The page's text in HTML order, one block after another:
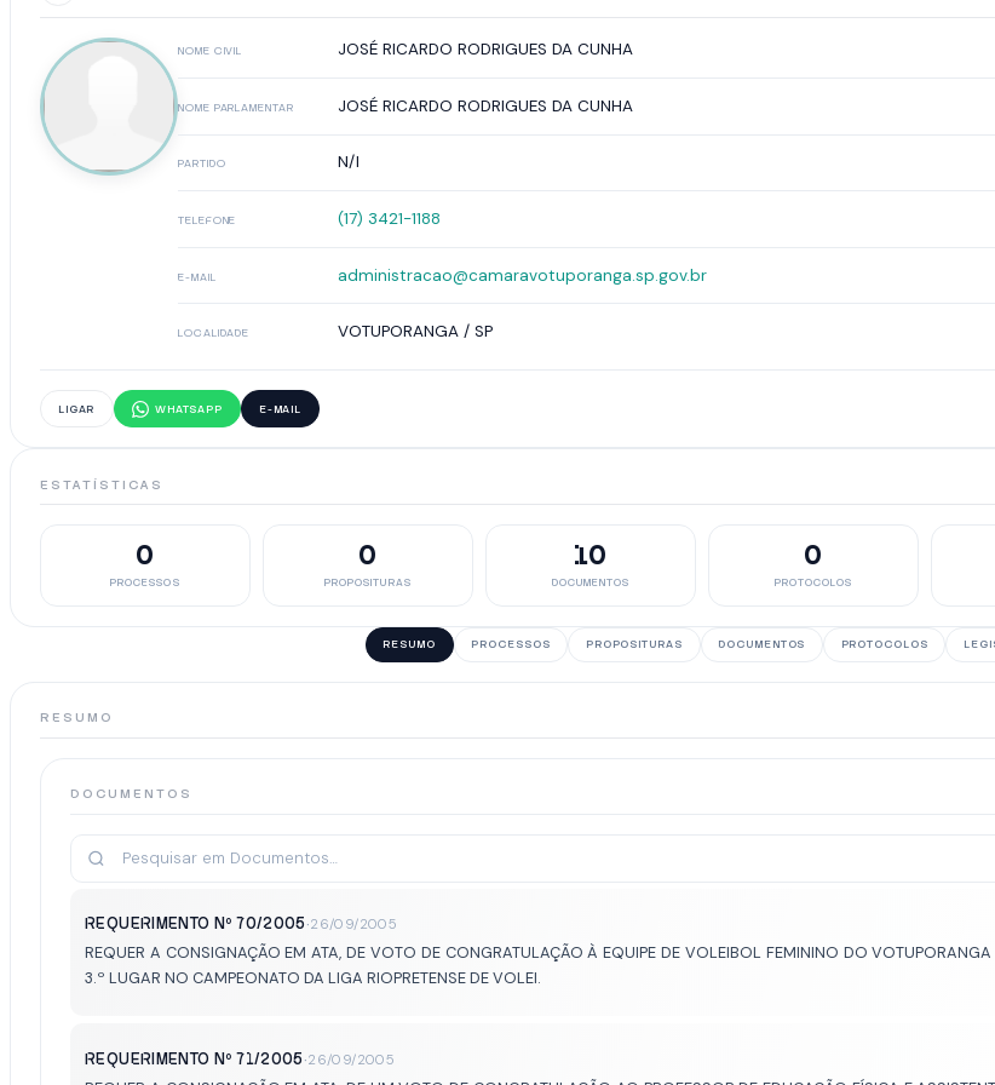
NOME CIVIL JOSÉ RICARDO RODRIGUES DA CUNHA
NOME PARLAMENTAR JOSÉ RICARDO RODRIGUES DA CUNHA
PARTIDO N/I
TELEFONE (17) 3421-1188
E-MAIL administracao@camaravotuporanga.sp.gov.br
LOCALIDADE VOTUPORANGA / SP
LIGAR WHATSAPP E-MAIL
ESTATÍSTICAS
0
PROCESSOS
0
PROPOSITURAS
10
DOCUMENTOS
0
PROTOCOLOS
RESUMO PROCESSOS PROPOSITURAS DOCUMENTOS PROTOCOLOS
RESUMO
DOCUMENTOS
REQUERIMENTO Nº 70/2005·26/09/2005
REQUER A CONSIGNAÇÃO EM ATA, DE VOTO DE CONGRATULAÇÃO À EQUIPE DE VOLEIBOL FEMININO DO
3.º LUGAR NO CAMPEONATO DA LIGA RIOPRETENSE DE VOLEI.
REQUERIMENTO Nº 71/2005·26/09/2005